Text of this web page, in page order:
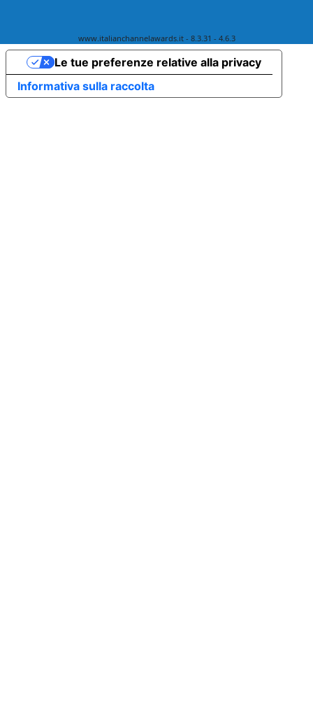
www.italianchannelawards.it - 8.3.31 - 4.6.3
Informativa sulla raccolta
Le tue preferenze relative alla privacy